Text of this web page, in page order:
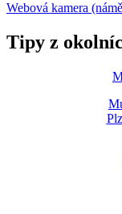
Webová kamera
Tipy z